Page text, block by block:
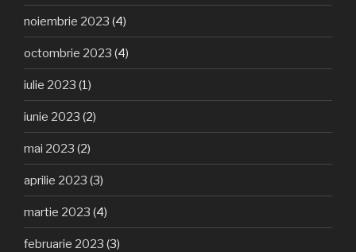
noiembrie 2023 (4)
octombrie 2023 (4)
iulie 2023 (1)
iunie 2023 (2)
mai 2023 (2)
aprilie 2023 (3)
martie 2023 (4)
februarie 2023 (3)